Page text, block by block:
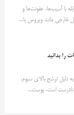
با آسیب‌ها، عفونت‌ها و
خارجی مانند ویروس یا...
را بدانید
دلیل ترشح بالای سبوم،
نادرست است. پوست...